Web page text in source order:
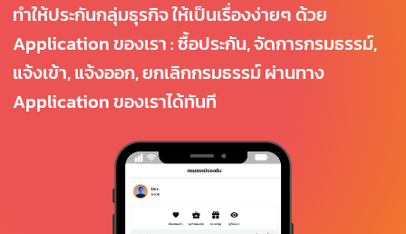
ทำให้ประกันกลุ่มธุรกิจ ให้เป็นเรื่องง่ายๆ ด้วย
Application ของเรา : ซื้อประกัน, จัดการกรมธรรม์,
แจ้งเข้า, แจ้งออก, ยกเลิกกรมธรรม์ ผ่านทาง
Application ของเราได้ทันที